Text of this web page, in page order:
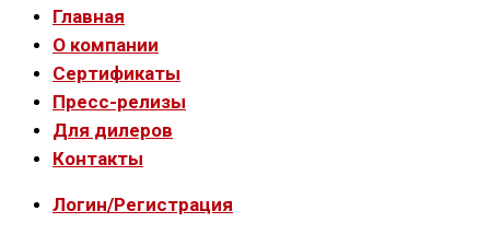
Главная
О компании
Сертификаты
Пресс-релизы
Для дилеров
Контакты
Логин/Регистрация